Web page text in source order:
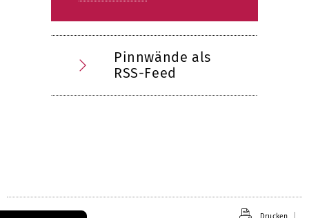
Pinnwände als
RSS-Feed